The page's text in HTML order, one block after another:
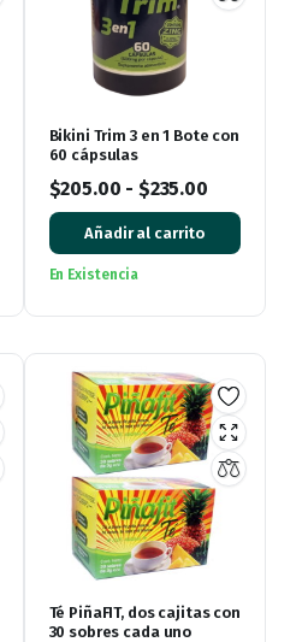
Bikini Trim 3 en 1 Bote con
60 cápsulas
$205.00 - $235.00
Añadir al carrito
En Existencia
Té PiñaFIT, dos cajitas con
30 sobres cada uno